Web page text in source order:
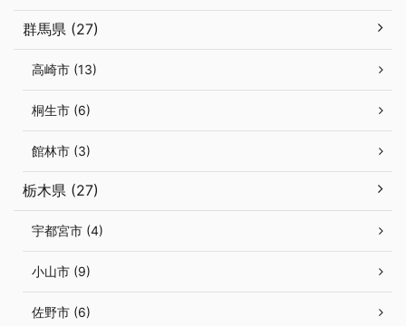
群馬県 (27)
高崎市 (13)
桐生市 (6)
館林市 (3)
栃木県 (27)
宇都宮市 (4)
小山市 (9)
佐野市 (6)